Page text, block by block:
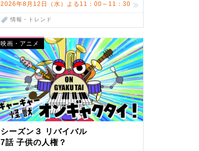
2026年8月12日（水）よる11：00～11：30
情報・トレンド
映画・アニメ
シーズン３ リバイバル
7話 子供の人権？